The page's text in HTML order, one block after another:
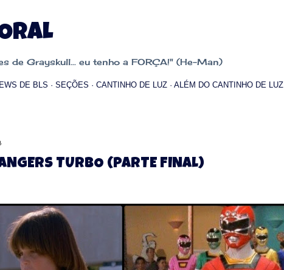
de Grayskull... eu tenho a FORÇA!" (He-Man)
DE BLS SEÇÕES CANTINHO DE LUZ ALÉM DO CANTINHO DE LUZ
TURBO (PARTE FINAL)